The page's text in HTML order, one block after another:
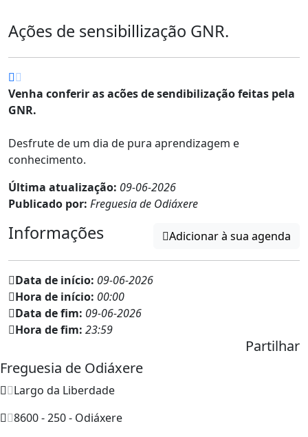
Ações de sensibillização GNR.
Venha conferir as acões de sendibilização feitas pela
GNR.
Desfrute de um dia de pura aprendizagem e
conhecimento.
Última atualização: 09-06-2026
Publicado por: Freguesia de Odiáxere
Informações Adicionar à sua agenda
Data de início: 09-06-2026
Hora de início: 00:00
Data de fim: 09-06-2026
Hora de fim: 23:59
Partilhar
Freguesia de Odiáxere
Largo da Liberdade
8600 - 250 - Odiáxere